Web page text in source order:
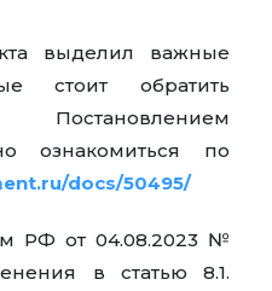
выделил важные
стоит обратить
ознакомиться по
docs/50495/
РФ от 04.08.2023 №
в статью 8.1.